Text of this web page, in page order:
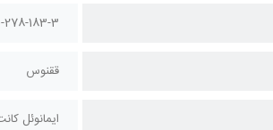
278-183-3
ققنوس
ایمانوئل